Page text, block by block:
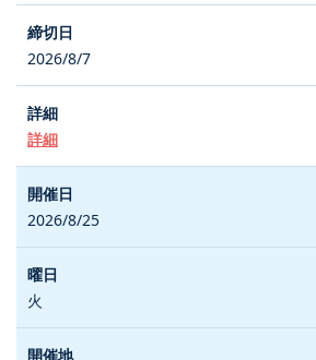
2026/8/7
詳細
2026/8/25
火